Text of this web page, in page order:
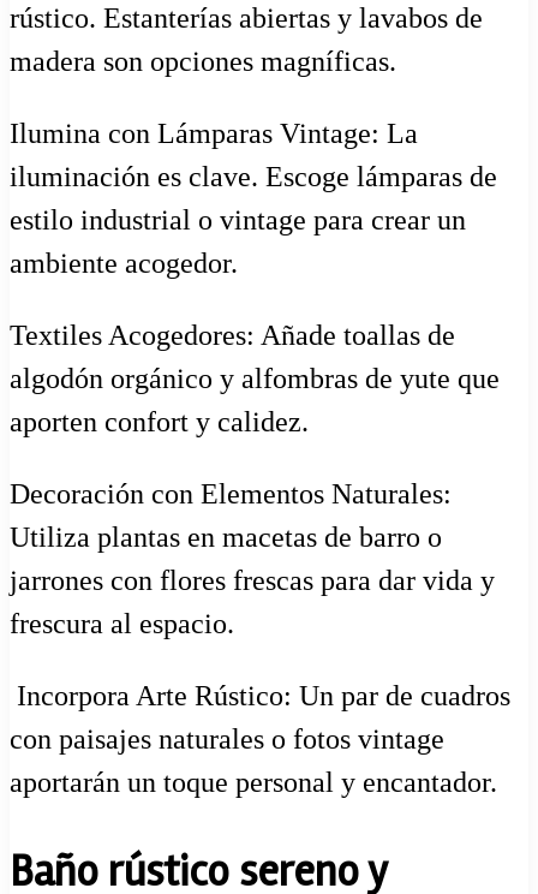
rústico. Estanterías abiertas y lavabos de
madera son opciones magníficas.
Ilumina con Lámparas Vintage: La
iluminación es clave. Escoge lámparas de
estilo industrial o vintage para crear un
ambiente acogedor.
Textiles Acogedores: Añade toallas de
algodón orgánico y alfombras de yute que
aporten confort y calidez.
Decoración con Elementos Naturales:
Utiliza plantas en macetas de barro o
jarrones con flores frescas para dar vida y
frescura al espacio.
️ Incorpora Arte Rústico: Un par de cuadros
con paisajes naturales o fotos vintage
aportarán un toque personal y encantador.
Baño rústico sereno y